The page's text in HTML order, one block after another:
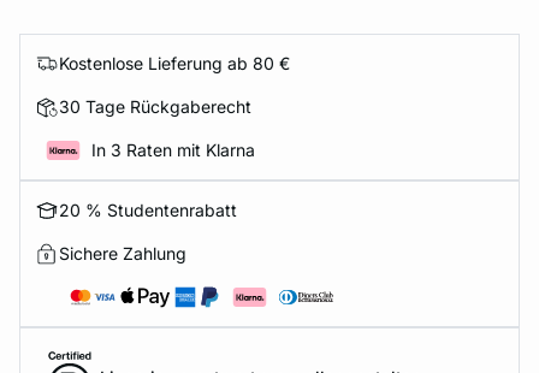
Kostenlose Lieferung ab 80 €
30 Tage Rückgaberecht
In 3 Raten mit Klarna
20 % Studentenrabatt
Sichere Zahlung